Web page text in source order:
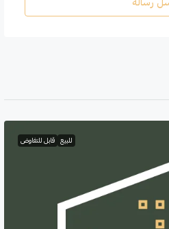
للبيع قابل للتفاوض